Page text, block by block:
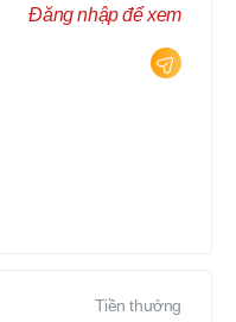
Đăng nhập để xem
Tiền thưởng